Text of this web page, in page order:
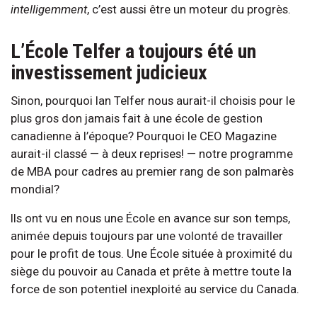
intelligemment, c’est aussi être un moteur du progrès.
L’École Telfer a toujours été un
investissement judicieux
Sinon, pourquoi Ian Telfer nous aurait-il choisis pour le
plus gros don jamais fait à une école de gestion
canadienne à l’époque? Pourquoi le CEO Magazine
aurait-il classé — à deux reprises! — notre programme
de MBA pour cadres au premier rang de son palmarès
mondial?
Ils ont vu en nous une École en avance sur son temps,
animée depuis toujours par une volonté de travailler
pour le profit de tous. Une École située à proximité du
siège du pouvoir au Canada et prête à mettre toute la
force de son potentiel inexploité au service du Canada.